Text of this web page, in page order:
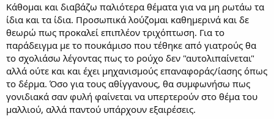
Κάθομαι και διαβάζω παλιότερα θέματα για να μη ρωτάω τα
ίδια και τα ίδια. Προσωπικά λούζομαι καθημερινά και δε
θεωρώ πως προκαλεί επιπλέον τριχόπτωση. Για το
παράδειγμα με το πουκάμισο που τέθηκε από γιατρούς θα
το σχολιάσω λέγοντας πως το ρούχο δεν "αυτολιπαίνεται"
αλλά ούτε και και έχει μηχανισμούς επαναφοράς/ίασης όπως
το δέρμα. Όσο για τους αθίγγανους, θα συμφωνήσω πως
γονιδιακά σαν φυλή φαίνεται να υπερτερούν στο θέμα του
μαλλιού, αλλά παντού υπάρχουν εξαιρέσεις.